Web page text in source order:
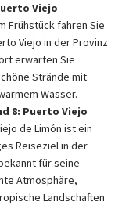
Viejo
Frühstück fahren Sie
Viejo in der Provinz
erwarten Sie
Strände mit
Wasser.
8: Puerto Viejo
de Limón ist ein
Reiseziel in der
für seine
Atmosphäre,
Landschaften